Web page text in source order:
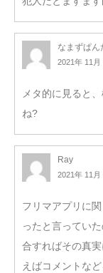
なまずぱん
2021年 11月
メタ的に見ると
ね?
Ray
2021年 11月
フリマアプリに
ったと言ってい
合すればその真
えばコメントな